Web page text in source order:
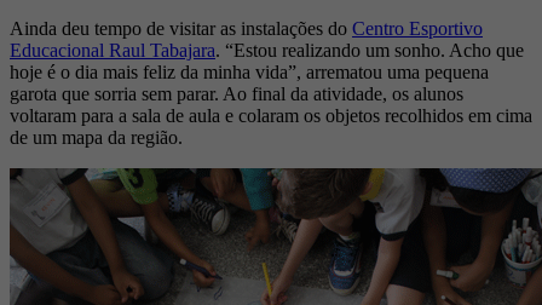
Ainda deu tempo de visitar as instalações do Centro Esportivo
Educacional Raul Tabajara. “Estou realizando um sonho. Acho que
hoje é o dia mais feliz da minha vida”, arrematou uma pequena
garota que sorria sem parar. Ao final da atividade, os alunos
voltaram para a sala de aula e colaram os objetos recolhidos em cima
de um mapa da região.